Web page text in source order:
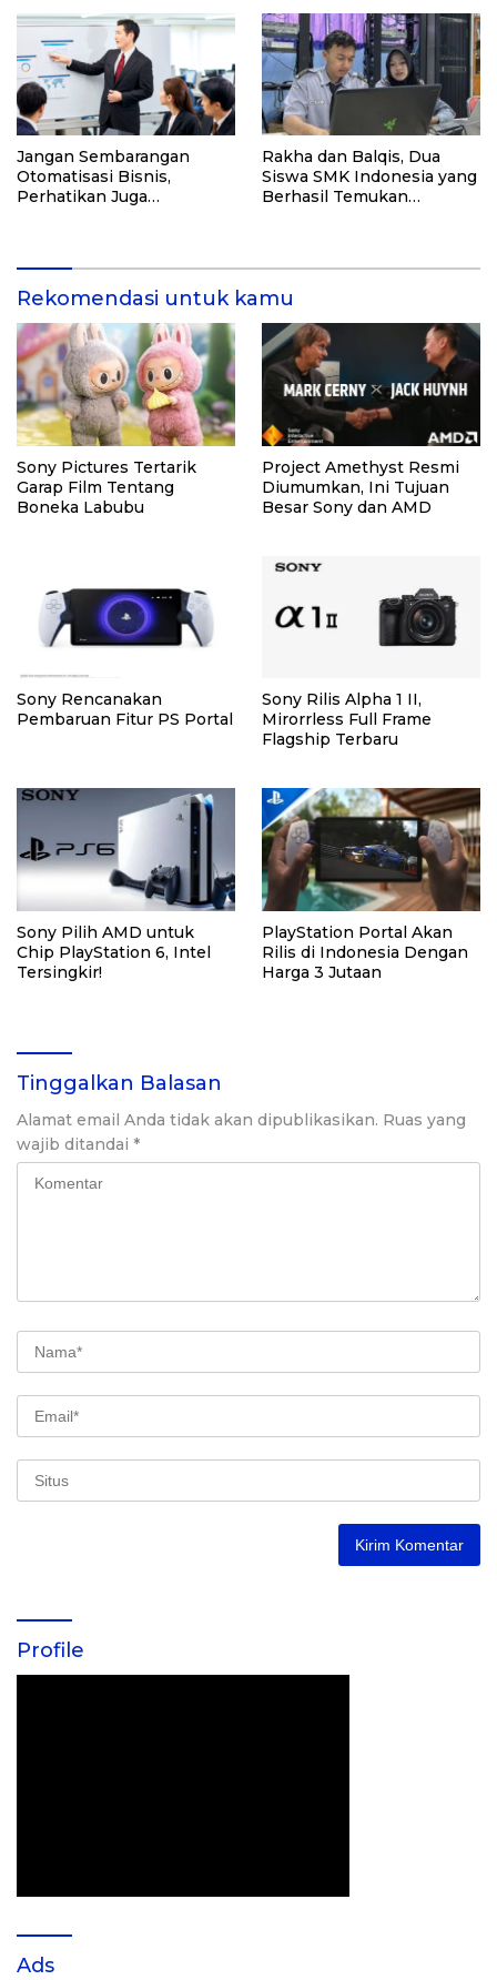
Jangan Sembarangan
Otomatisasi Bisnis,
Perhatikan Juga
Rakha dan Balqis, Dua
Siswa SMK Indonesia yang
Berhasil Temukan
Rekomendasi untuk kamu
Sony Pictures Tertarik
Garap Film Tentang
Boneka Labubu
Project Amethyst Resmi
Diumumkan, Ini Tujuan
Besar Sony dan AMD
Sony Rencanakan
Pembaruan Fitur PS Portal
Sony Rilis Alpha 1 II,
Mirorrless Full Frame
Flagship Terbaru
Sony Pilih AMD untuk
Chip PlayStation 6, Intel
Tersingkir!
PlayStation Portal Akan
Rilis di Indonesia Dengan
Harga 3 Jutaan
Tinggalkan Balasan
Alamat email Anda tidak akan dipublikasikan. Ruas yang
wajib ditandai *
Profile
Ads